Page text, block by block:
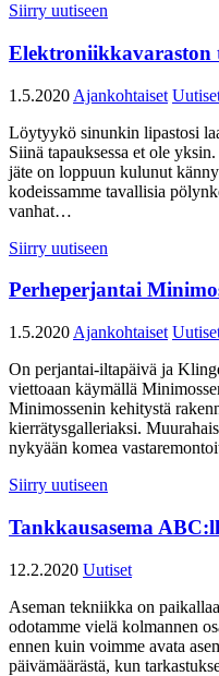
Siirry uutiseen
Elektroniikkavaraston
1.5.2020 Ajankohtaiset
Löytyykö sinunkin lipastosi
Siinä tapauksessa et ole
jäte on loppuun kulunut
kodeissamme tavallisia
vanhat…
Siirry uutiseen
Perheperjantai
1.5.2020 Ajankohtaiset
On perjantai-iltapäivä ja
viettoaan käymällä
Minimossenin kehitystä
kierrätysgalleriaksi.
nykyään komea
Siirry uutiseen
Tankkausasema
12.2.2020 Uutiset
Aseman tekniikka on
odotamme vielä kolmannen
ennen kuin voimme avata
päivämäärästä, kun